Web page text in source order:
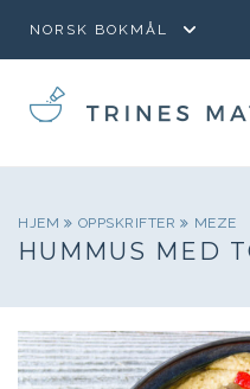
HJEM OPPSKRIFTER MEZE
HUMMUS MED